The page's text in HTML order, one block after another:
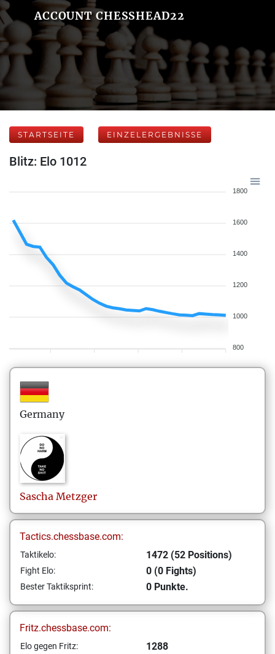
ACCOUNT CHESSHEAD22
STARTSEITE EINZELERGEBNISSE
Blitz: Elo 1012
1800
1600
1400
1200
1000
800
Germany
Sascha Metzger
Tactics.chessbase.com:
Taktikelo: 1472 (52 Positions)
Fight Elo: 0 (0 Fights)
Bester Taktiksprint: 0 Punkte.
Fritz.chessbase.com:
Elo gegen Fritz: 1288